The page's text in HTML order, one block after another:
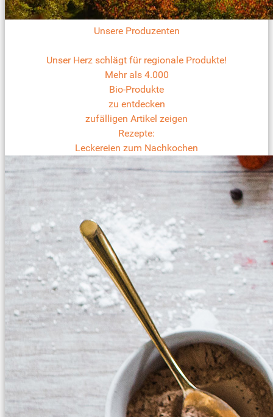
Unsere Produzenten
Unser Herz schlägt für regionale Produkte!
Mehr als 4.000
Bio-Produkte
zu entdecken
zufälligen Artikel zeigen
Rezepte:
Leckereien zum Nachkochen